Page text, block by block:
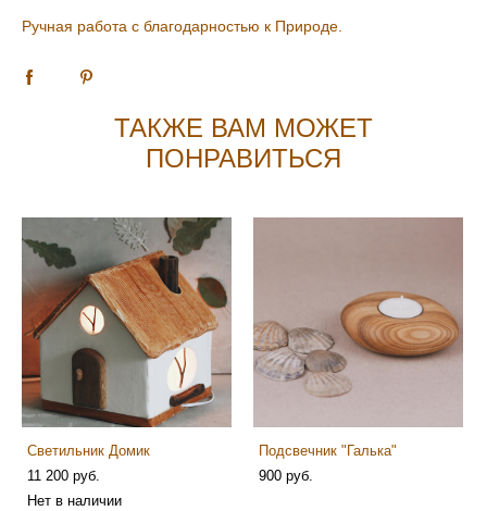
Ручная работа с благодарностью к Природе.
ТАКЖЕ ВАМ МОЖЕТ
ПОНРАВИТЬСЯ
Светильник Домик
11 200 pуб.
Нет в наличии
Подсвечник "Галька"
900 pуб.